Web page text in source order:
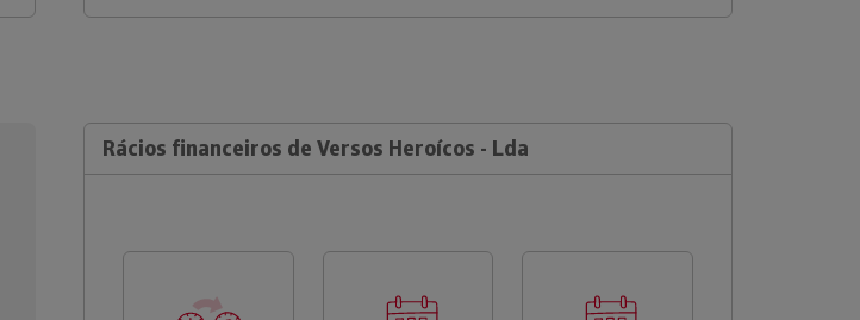
Rácios financeiros de Versos Heroícos - Lda